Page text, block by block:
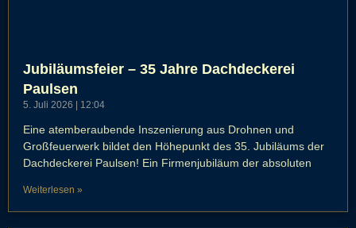
Jubiläumsfeier – 35 Jahre Dachdeckerei
Paulsen
5. Juli 2026 12:04
Eine atemberaubende Inszenierung aus Drohnen und
Großfeuerwerk bildet den Höhepunkt des 35. Jubiläums der
Dachdeckerei Paulsen! Ein Firmenjubiläum der absoluten
Weiterlesen »